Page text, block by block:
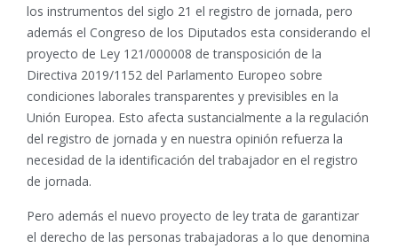
los instrumentos del siglo 21 el registro de jornada, pero
además el Congreso de los Diputados esta considerando el
proyecto de Ley 121/000008 de transposición de la
Directiva 2019/1152 del Parlamento Europeo sobre
condiciones laborales transparentes y previsibles en la
Unión Europea. Esto afecta sustancialmente a la regulación
del registro de jornada y en nuestra opinión refuerza la
necesidad de la identificación del trabajador en el registro
de jornada.
Pero además el nuevo proyecto de ley trata de garantizar
el derecho de las personas trabajadoras a lo que denomina